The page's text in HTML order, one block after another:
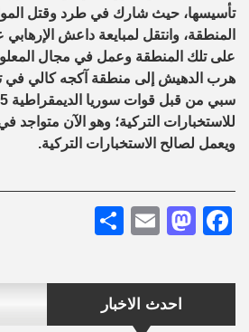
احدث الاخبار
تأسيسها، حيث شارك في طرد وقتل
المنطقة، وانتقل لمبايعة داعش
على تلك المنطقة وعمل في مجال
هرب الدهيش إلى منطقة آكجه كالي في
للاستخبارات التركية؛ وهو الآن
ويعمل لصالح الاستخبارات التركية.
Facebook
Mastodon
Email